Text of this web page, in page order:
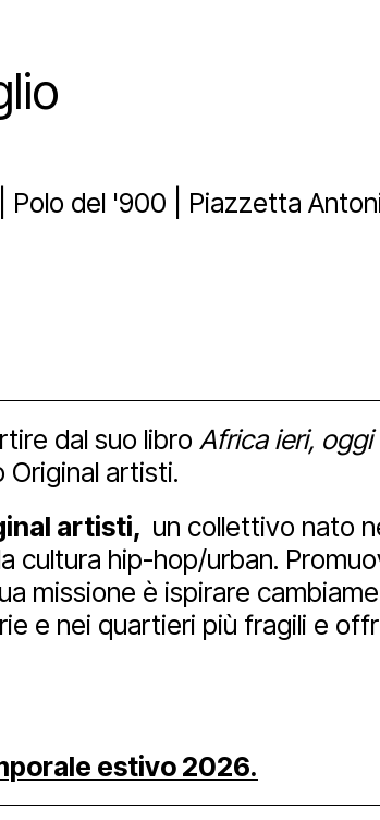
San
uno
e
il Polo
Bonus
e
tools
Youtube
Polo del '900 | Piazzetta
dal suo libro Africa ieri,
Original artisti.
artisti, un collettivo nato
cultura hip-hop/urban.
missione è ispirare
e nei quartieri più fragili e o
estivo 2026.